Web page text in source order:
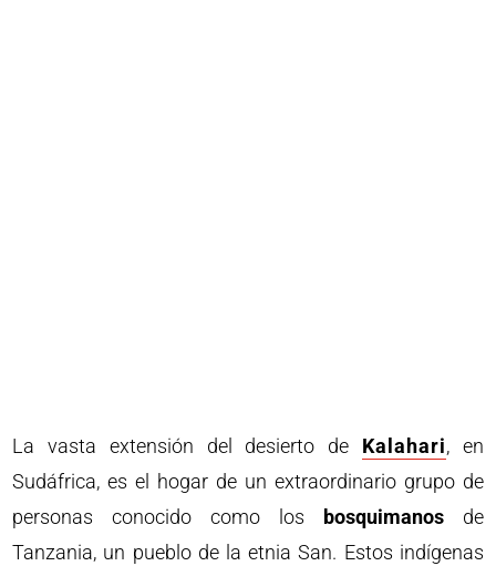
La vasta extensión del desierto de Kalahari, en
Sudáfrica, es el hogar de un extraordinario grupo de
personas conocido como los
bosquimanosde
Tanzania, un pueblo de la etnia San. Estos indígenas